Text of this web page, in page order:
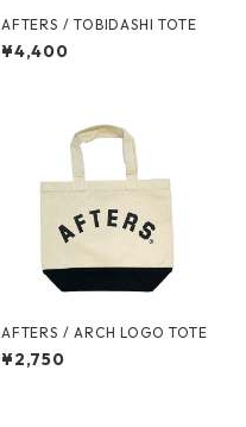
AFTERS / TOBIDASHI TOTE
¥4,400
AFTERS / ARCH LOGO TOTE
¥2,750